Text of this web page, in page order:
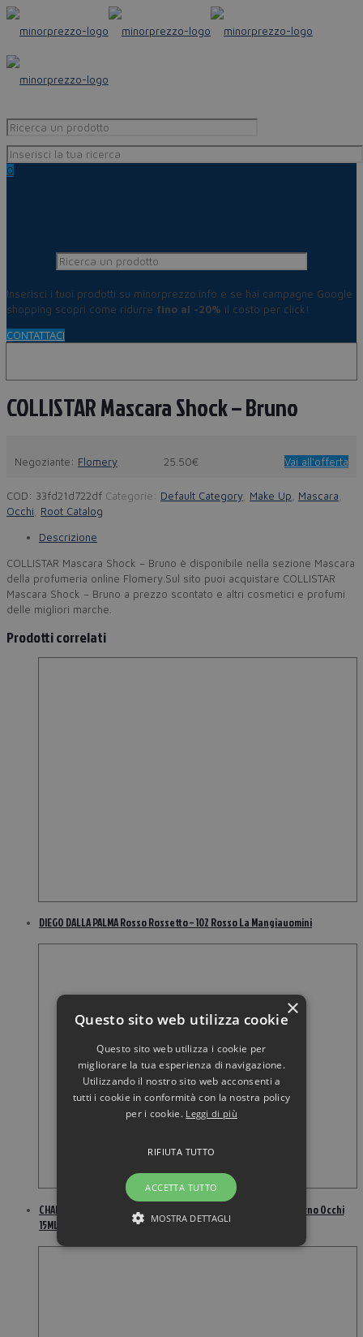
0
Inserisci i tuoi prodotti su minorprezzo.info e se hai campagne Google
shopping scopri come ridurre fino al -20% il costo per click!
CONTATTACI
COLLISTAR Mascara Shock – Bruno
Negoziante: Flomery 25.50€ Vai all'offerta
COD: 33fd21d722df Categorie: Default Category Make Up Mascara
Occhi
Root Catalog
Descrizione
COLLISTAR Mascara Shock – Bruno è disponibile nella sezione Mascara
della profumeria online Flomery.Sul sito puoi acquistare COLLISTAR
Mascara Shock – Bruno a prezzo scontato e altri cosmetici e profumi
delle migliori marche.
Prodotti correlati
DIEGO DALLA PALMA Rosso Rossetto – 102 Rosso La Mangiauomini
CHANEL Le Lift Concentré Yeux Rassodante Antirughe Contorno Occhi
15ML
×
Questo sito web utilizza cookie
Questo sito web utilizza i cookie per
migliorare la tua esperienza di navigazione.
Utilizzando il nostro sito web acconsenti a
tutti i cookie in conformità con la nostra policy
per i cookie. Leggi di più
ACCETTA TUTTO
RIFIUTA TUTTO
MOSTRA DETTAGLI